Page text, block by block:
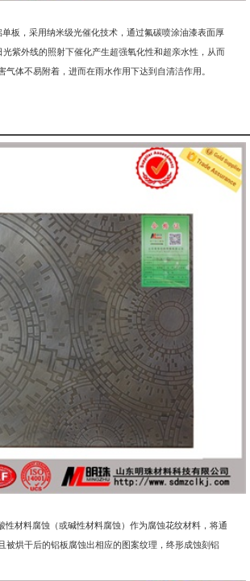
板，采用纳米级光催化技术，通过氟碳喷涂油漆表面厚
光紫外线的照射下催化产生超强氧化性和超亲水性，从而
气体不易附着，进而在雨水作用下达到自清洁作用。
材料腐蚀（或碱性材料腐蚀）作为腐蚀花纹材料，将通
被烘干后的铝板腐蚀出相应的图案纹理，终形成蚀刻铝